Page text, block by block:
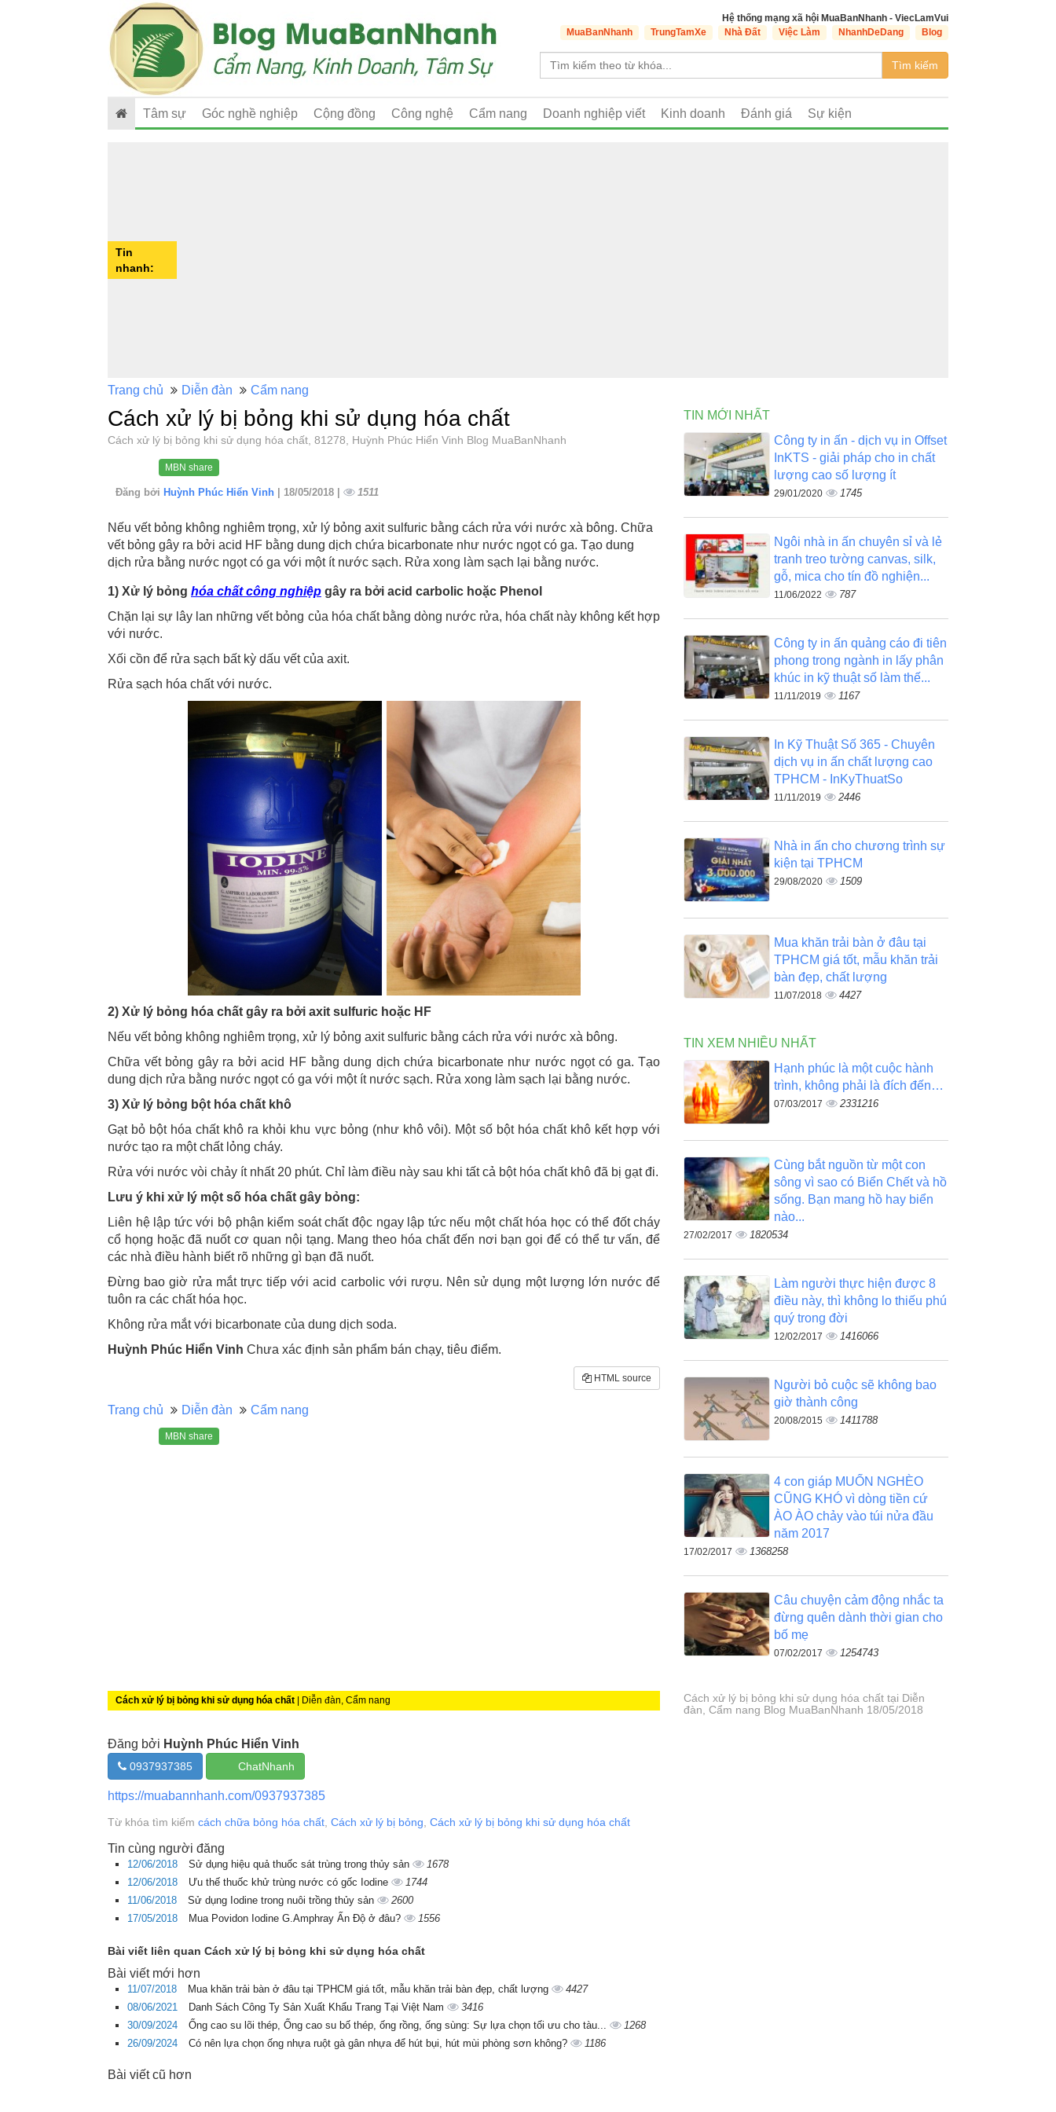
Hệ thống mạng xã hội MuaBanNhanh - ViecLamVui
MuaBanNhanh
TrungTamXe Nhà Đất Việc Làm NhanhDeDang Blog
Tìm kiếm
Tâm sự Góc nghề nghiệp Cộng đồng Công nghệ Cẩm nang Doanh nghiệp viết Kinh doanh Đánh giá Sự kiện
Tin
nhanh:
Trang chủ Diễn đàn Cẩm nang
Cách xử lý bị bỏng khi sử dụng hóa chất
Cách xử lý bị bỏng khi sử dụng hóa chất, 81278, Huỳnh Phúc Hiển Vinh Blog MuaBanNhanh
MBN share
Đăng bởi Huỳnh Phúc Hiển Vinh | 18/05/2018 | 1511
Nếu vết bỏng không nghiêm trọng, xử lý bỏng axit sulfuric bằng cách rửa với nước xà bông. Chữa
vết bỏng gây ra bởi acid HF bằng dung dịch chứa bicarbonate như nước ngọt có ga. Tạo dung
dịch rửa bằng nước ngọt có ga với một ít nước sạch. Rửa xong làm sạch lại bằng nước.
1) Xử lý bỏng hóa chất công nghiệp gây ra bởi acid carbolic hoặc Phenol
Chặn lại sự lây lan những vết bỏng của hóa chất bằng dòng nước rửa, hóa chất này không kết hợp
với nước.
Xối cồn để rửa sạch bất kỳ dấu vết của axit.
Rửa sạch hóa chất với nước.
2) Xử lý bỏng hóa chất gây ra bởi axit sulfuric hoặc HF
Nếu vết bỏng không nghiêm trọng, xử lý bỏng axit sulfuric bằng cách rửa với nước xà bông.
Chữa vết bỏng gây ra bởi acid HF bằng dung dịch chứa bicarbonate như nước ngọt có ga. Tạo
dung dịch rửa bằng nước ngọt có ga với một ít nước sạch. Rửa xong làm sạch lại bằng nước.
3) Xử lý bỏng bột hóa chất khô
Gạt bỏ bột hóa chất khô ra khỏi khu vực bỏng (như khô vôi). Một số bột hóa chất khô kết hợp với
nước tạo ra một chất lỏng cháy.
Rửa với nước vòi chảy ít nhất 20 phút. Chỉ làm điều này sau khi tất cả bột hóa chất khô đã bị gạt đi.
Lưu ý khi xử lý một số hóa chất gây bỏng:
Liên hệ lập tức với bộ phận kiểm soát chất độc ngay lập tức nếu một chất hóa học có thể đốt cháy
cổ họng hoặc đã nuốt cơ quan nội tạng. Mang theo hóa chất đến nơi bạn gọi để có thể tư vấn, để
các nhà điều hành biết rõ những gì bạn đã nuốt.
Đừng bao giờ rửa mắt trực tiếp với acid carbolic với rượu. Nên sử dụng một lượng lớn nước để
tuôn ra các chất hóa học.
Không rửa mắt với bicarbonate của dung dịch soda.
Huỳnh Phúc Hiển Vinh Chưa xác định sản phẩm bán chạy, tiêu điểm.
HTML source
Trang chủ Diễn đàn Cẩm nang
MBN share
Cách xử lý bị bỏng khi sử dụng hóa chất | Diễn đàn, Cẩm nang
Đăng bởi Huỳnh Phúc Hiển Vinh
0937937385 ChatNhanh
https://muabannhanh.com/0937937385
Từ khóa tìm kiếm cách chữa bỏng hóa chất Cách xử lý bị bỏng Cách xử lý bị bỏng khi sử dụng hóa chất
Tin cùng người đăng
12/06/2018 Sử dụng hiệu quả thuốc sát trùng trong thủy sản
1678
12/06/2018
Ưu thế thuốc khử trùng nước có gốc Iodine
1744
11/06/2018
Sử dụng Iodine trong nuôi trồng thủy sản
2600
17/05/2018
Mua Povidon Iodine G.Amphray Ấn Độ ở đâu? 1556
Bài viết liên quan Cách xử lý bị bỏng khi sử dụng hóa chất
Bài viết mới hơn
11/07/2018 Mua khăn trải bàn ở đâu tại TPHCM giá tốt, mẫu khăn trải bàn đẹp, chất lượng
4427
08/06/2021
Danh Sách Công Ty Sản Xuất Khẩu Trang Tại Việt Nam
3416
30/09/2024
Ống cao su lõi thép, Ống cao su bố thép, ống rồng, ống sùng: Sự lựa chọn tối ưu cho tàu...
1268
26/09/2024
Có nên lựa chọn ống nhựa ruột gà gân nhựa để hút bụi, hút mùi phòng sơn không? 1186
Bài viết cũ hơn
TIN MỚI NHẤT
Công ty in ấn - dịch vụ in Offset
InKTS - giải pháp cho in chất
lượng cao số lượng ít
29/01/2020 1745
Ngôi nhà in ấn chuyên sỉ và lẻ
tranh treo tường canvas, silk,
gỗ, mica cho tín đồ nghiện...
11/06/2022 787
Công ty in ấn quảng cáo đi tiên
phong trong ngành in lấy phân
khúc in kỹ thuật số làm thế...
11/11/2019 1167
In Kỹ Thuật Số 365 - Chuyên
dịch vụ in ấn chất lượng cao
TPHCM - InKyThuatSo
11/11/2019 2446
Nhà in ấn cho chương trình sự
kiện tại TPHCM
29/08/2020 1509
Mua khăn trải bàn ở đâu tại
TPHCM giá tốt, mẫu khăn trải
bàn đẹp, chất lượng
11/07/2018 4427
TIN XEM NHIỀU NHẤT
Hạnh phúc là một cuộc hành
trình, không phải là đích đến…
07/03/2017 2331216
Cùng bắt nguồn từ một con
sông vì sao có Biển Chết và hồ
sống. Bạn mang hồ hay biển
nào...
27/02/2017 1820534
Làm người thực hiện được 8
điều này, thì không lo thiếu phú
quý trong đời
12/02/2017 1416066
Người bỏ cuộc sẽ không bao
giờ thành công
20/08/2015 1411788
4 con giáp MUỐN NGHÈO
CŨNG KHÓ vì dòng tiền cứ
ÀO ÀO chảy vào túi nửa đầu
năm 2017
17/02/2017 1368258
Câu chuyện cảm động nhắc ta
đừng quên dành thời gian cho
bố mẹ
07/02/2017 1254743
Cách xử lý bị bỏng khi sử dụng hóa chất tại Diễn
đàn, Cẩm nang Blog MuaBanNhanh 18/05/2018